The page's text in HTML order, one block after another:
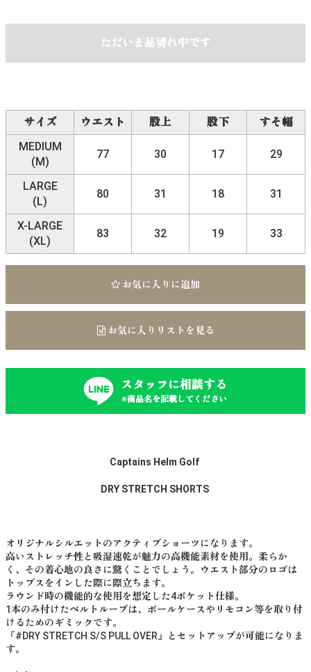
ただいま品切れ中です
サイズ ウエスト 股上 股下
すそ幅
MEDIUM
(M)
77 30 17 29
LARGE
(L)
80 31 18 31
X-LARGE
(XL)
83 32 19 33
お気に入りに追加
お気に入りリストを見る
スタッフに相談する
※商品名を記載してください
Captains Helm Golf
DRY STRETCH SHORTS
オリジナルシルエットのアクティブショーツになります。
高いストレッチ性と吸湿速乾が魅力の高機能素材を使用。柔らか
く、その着心地の良さに驚くことでしょう。ウエスト部分のロゴは
トップスをインした際に際立ちます。
ラウンド時の機能的な使用を想定した4ポケット仕様。
1本のみ付けたベルトループは、ボールケースやリモコン等を取り付
けるためのギミックです。
『#DRY STRETCH S/S PULL OVER』とセットアップが可能になりま
す。